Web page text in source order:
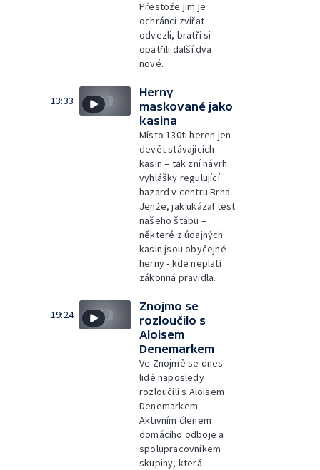
Přestože jim je
ochránci zvířat
odvezli, bratři si
opatřili další dva
nové.
13:33
Herny
maskované jako
kasina
Místo 130ti heren jen
devět stávajících
kasin – tak zní návrh
vyhlášky regulující
hazard v centru Brna.
Jenže, jak ukázal test
našeho štábu –
některé z údajných
kasin jsou obyčejné
herny - kde neplatí
zákonná pravidla.
19:24
Znojmo se
rozloučilo s
Aloisem
Denemarkem
Ve Znojmě se dnes
lidé naposledy
rozloučili s Aloisem
Denemarkem.
Aktivním členem
domácího odboje a
spolupracovníkem
skupiny, která